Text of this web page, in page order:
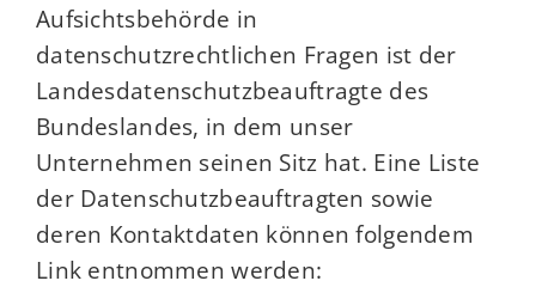
Aufsichtsbehörde in
datenschutzrechtlichen Fragen ist der
Landesdatenschutzbeauftragte des
Bundeslandes, in dem unser
Unternehmen seinen Sitz hat. Eine Liste
der Datenschutzbeauftragten sowie
deren Kontaktdaten können folgendem
Link entnommen werden: